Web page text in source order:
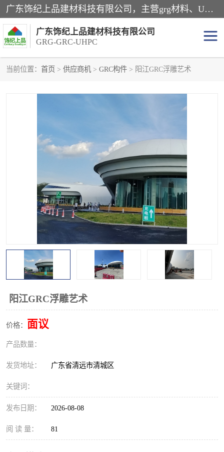
广东饰纪上品建材科技有限公司，主营grg材料、UHPC板、grc构件、uhpc幕墙板、grg厂家、grc厂家、uhpc厂家、GRG吊顶、grg石膏板、grg构件、外墙grc线条、grg造型、grg材料定制，uhpc高性能混凝土，uhpc构件，uhpc镂空挂板，grg材料生产厂家，广东grg厂家，广东grc厂家，联系方式*，2万平厂房，如果您对我公司的产品服务感兴趣，请联系我们。
广东饰纪上品建材科技有限公司
GRG-GRC-UHPC
当前位置： 首页 > 供应商机 > GRC构件 > 阳江GRC浮雕艺术
阳江GRC浮雕艺术
价格： 面议
产品数量：
发货地址： 广东省清远市清城区
关键词：
发布日期： 2026-08-08
阅 读 量： 81
发泡陶瓷装饰构件
GRG造型
GRG材料生产厂家
UHPC幕墙板 GRC树池坐凳
UHPC树池坐凳